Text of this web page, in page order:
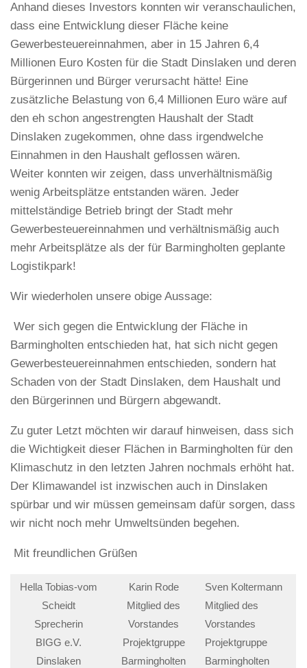
Anhand dieses Investors konnten wir veranschaulichen,
dass eine Entwicklung dieser Fläche keine
Gewerbesteuereinnahmen, aber in 15 Jahren 6,4
Millionen Euro Kosten für die Stadt Dinslaken und deren
Bürgerinnen und Bürger verursacht hätte! Eine
zusätzliche Belastung von 6,4 Millionen Euro wäre auf
den eh schon angestrengten Haushalt der Stadt
Dinslaken zugekommen, ohne dass irgendwelche
Einnahmen in den Haushalt geflossen wären.
Weiter konnten wir zeigen, dass unverhältnismäßig
wenig Arbeitsplätze entstanden wären. Jeder
mittelständige Betrieb bringt der Stadt mehr
Gewerbesteuereinnahmen und verhältnismäßig auch
mehr Arbeitsplätze als der für Barmingholten geplante
Logistikpark!
Wir wiederholen unsere obige Aussage:
Wer sich gegen die Entwicklung der Fläche in
Barmingholten entschieden hat, hat sich nicht gegen
Gewerbesteuereinnahmen entschieden, sondern hat
Schaden von der Stadt Dinslaken, dem Haushalt und
den Bürgerinnen und Bürgern abgewandt.
Zu guter Letzt möchten wir darauf hinweisen, dass sich
die Wichtigkeit dieser Flächen in Barmingholten für den
Klimaschutz in den letzten Jahren nochmals erhöht hat.
Der Klimawandel ist inzwischen auch in Dinslaken
spürbar und wir müssen gemeinsam dafür sorgen, dass
wir nicht noch mehr Umweltsünden begehen.
Mit freundlichen Grüßen
Hella Tobias-vom
Scheidt
Sprecherin
BIGG e.V.
Dinslaken
Karin Rode
Mitglied des
Vorstandes
Projektgruppe
Barmingholten
Sven Koltermann
Mitglied des
Vorstandes
Projektgruppe
Barmingholten